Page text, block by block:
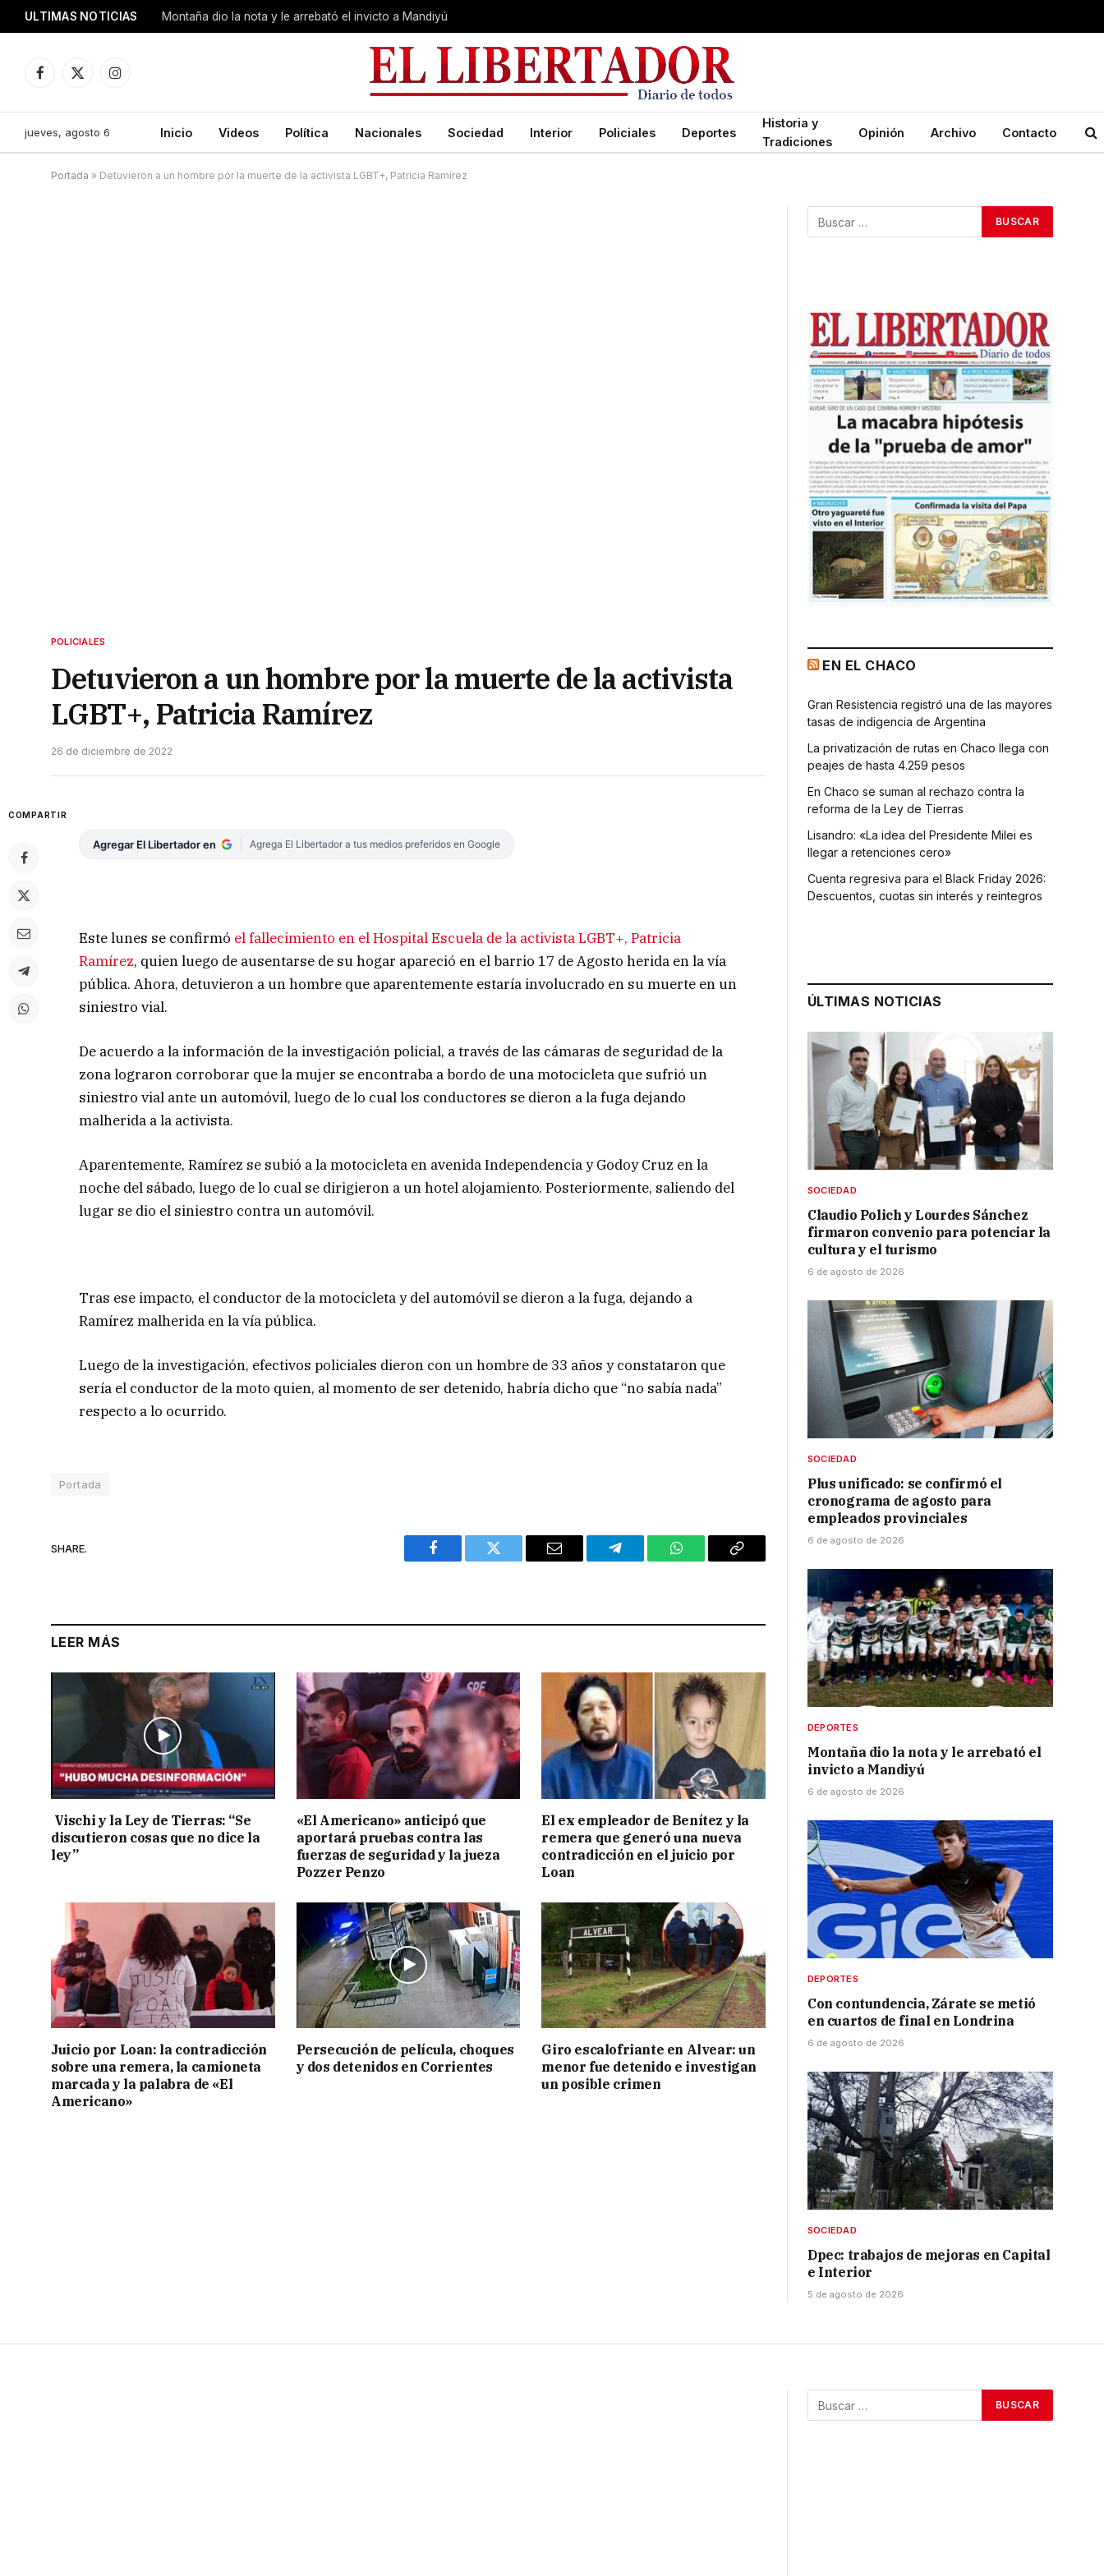
ULTIMAS NOTICIAS Montaña dio la nota y le arrebató el invicto a Mandiyú
Facebook
X
Instagram
jueves, agosto 6 Inicio Videos Política Nacionales Sociedad Interior Policiales Deportes
Historia y
Tradiciones
Opinión Archivo Contacto
Portada » Detuvieron a un hombre por la muerte de la activista LGBT+, Patricia Ramírez
POLICIALES
Detuvieron a un hombre por la muerte de la activista
LGBT+, Patricia Ramírez
26 de diciembre de 2022
COMPARTIR
Agregar El Libertador en Agrega El Libertador a tus medios preferidos en Google
Este lunes se confirmó el fallecimiento en el Hospital Escuela de la activista LGBT+, Patricia
Ramírez, quien luego de ausentarse de su hogar apareció en el barrio 17 de Agosto herida en la vía
pública. Ahora, detuvieron a un hombre que aparentemente estaría involucrado en su muerte en un
siniestro vial.
De acuerdo a la información de la investigación policial, a través de las cámaras de seguridad de la
zona lograron corroborar que la mujer se encontraba a bordo de una motocicleta que sufrió un
siniestro vial ante un automóvil, luego de lo cual los conductores se dieron a la fuga dejando
malherida a la activista.
Aparentemente, Ramírez se subió a la motocicleta en avenida Independencia y Godoy Cruz en la
noche del sábado, luego de lo cual se dirigieron a un hotel alojamiento. Posteriormente, saliendo del
lugar se dio el siniestro contra un automóvil.
Tras ese impacto, el conductor de la motocicleta y del automóvil se dieron a la fuga, dejando a
Ramírez malherida en la vía pública.
Luego de la investigación, efectivos policiales dieron con un hombre de 33 años y constataron que
sería el conductor de la moto quien, al momento de ser detenido, habría dicho que “no sabía nada”
respecto a lo ocurrido.
Portada
SHARE.
Facebook Twitter Email Telegram WhatsAppCopy
LEER MÁS
Vischi y la Ley de Tierras: “Se
discutieron cosas que no dice la
ley”
«El Americano» anticipó que
aportará pruebas contra las
fuerzas de seguridad y la jueza
Pozzer Penzo
El ex empleador de Benítez y la
remera que generó una nueva
contradicción en el juicio por
Loan
Juicio por Loan: la contradicción
sobre una remera, la camioneta
marcada y la palabra de «El
Americano»
Persecución de película, choques
y dos detenidos en Corrientes
Giro escalofriante en Alvear: un
menor fue detenido e investigan
un posible crimen
EN EL CHACO
Gran Resistencia registró una de las mayores
tasas de indigencia de Argentina
La privatización de rutas en Chaco llega con
peajes de hasta 4.259 pesos
En Chaco se suman al rechazo contra la
reforma de la Ley de Tierras
Lisandro: «La idea del Presidente Milei es
llegar a retenciones cero»
Cuenta regresiva para el Black Friday 2026:
Descuentos, cuotas sin interés y reintegros
ÚLTIMAS NOTICIAS
SOCIEDAD
Claudio Polich y Lourdes Sánchez
firmaron convenio para potenciar la
cultura y el turismo
6 de agosto de 2026
SOCIEDAD
Plus unificado: se confirmó el
cronograma de agosto para
empleados provinciales
6 de agosto de 2026
DEPORTES
Montaña dio la nota y le arrebató el
invicto a Mandiyú
6 de agosto de 2026
DEPORTES
Con contundencia, Zárate se metió
en cuartos de final en Londrina
6 de agosto de 2026
SOCIEDAD
Dpec: trabajos de mejoras en Capital
e Interior
5 de agosto de 2026